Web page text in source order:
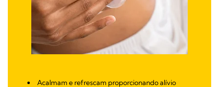
Acalmam e refrescam proporcionando alívio